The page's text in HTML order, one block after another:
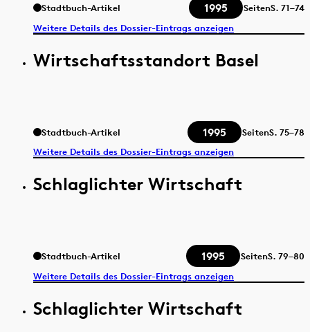
Stadtbuch-Artikel 1995 SeitenS. 71–74
Weitere Details des Dossier-Eintrags anzeigen
Wirtschaftsstandort Basel
Stadtbuch-Artikel 1995 SeitenS. 75–78
Weitere Details des Dossier-Eintrags anzeigen
Schlaglichter Wirtschaft
Stadtbuch-Artikel 1995 SeitenS. 79–80
Weitere Details des Dossier-Eintrags anzeigen
Schlaglichter Wirtschaft